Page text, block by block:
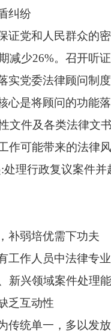
纠纷
党和人民群众的密
减少26%。 召开听
实党委法律顾问制度
心是将顾问的功能
文件及各类法律文书
作可能带来的法律
:处理行政复议案件
补弱培优需下功夫
工作人员中法律专
兴领域案件处理能
乏互动性
传统单一，多以发